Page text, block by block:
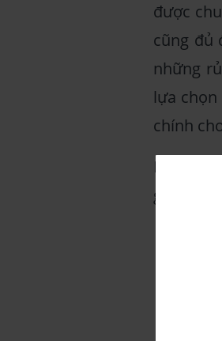
được
cũng đủ
những
lựa
chính
Dưới
giáo dục
Bảo
mẹ
về